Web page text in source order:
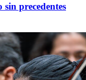
precedentes